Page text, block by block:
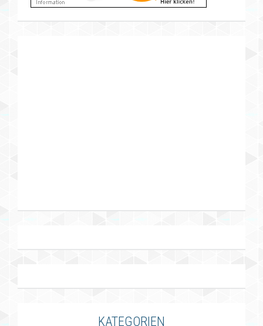
KATEGORIEN